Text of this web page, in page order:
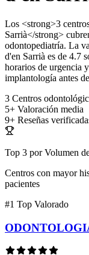
Los <strong>3
Sarrià</strong>
odontopediatría. La
d'en Sarrià es de 4.7
horarios de urgencia
implantología antes
3 Centros
5+ Valoración media
9+ Reseñas
Top 3 por Volumen
Centros con mayor
pacientes
#1 Top Valorado